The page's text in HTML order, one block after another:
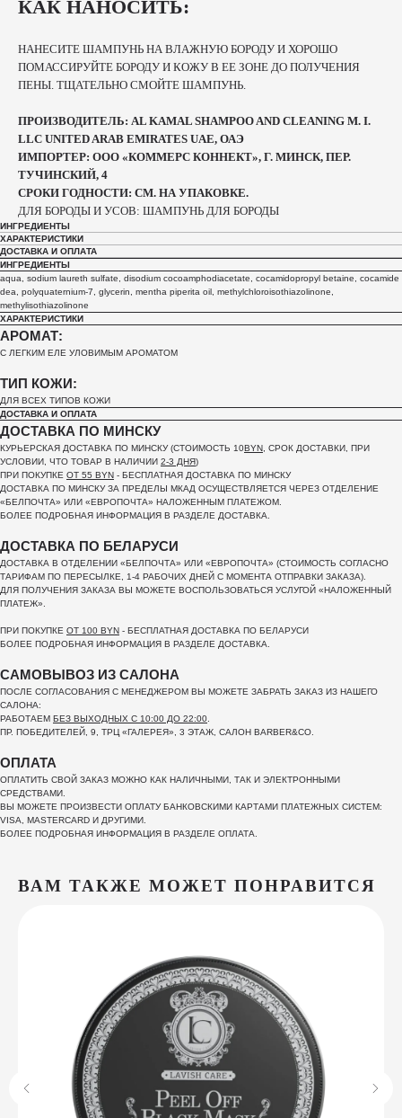
КАК НАНОСИТЬ:
НАНЕСИТЕ ШАМПУНЬ НА ВЛАЖНУЮ БОРОДУ И ХОРОШО
ПОМАССИРУЙТЕ БОРОДУ И КОЖУ В ЕЕ ЗОНЕ ДО ПОЛУЧЕНИЯ
ПЕНЫ. ТЩАТЕЛЬНО СМОЙТЕ ШАМПУНЬ.
ПРОИЗВОДИТЕЛЬ: AL KAMAL SHAMPOO AND CLEANING M. I.
LLC UNITED ARAB EMIRATES UAE, ОАЭ
ИМПОРТЕР: ООО «КОММЕРС КОННЕКТ», Г. МИНСК, ПЕР.
ТУЧИНСКИЙ, 4
СРОКИ ГОДНОСТИ: СМ. НА УПАКОВКЕ.
ДЛЯ БОРОДЫ И УСОВ: ШАМПУНЬ ДЛЯ БОРОДЫ
ИНГРЕДИЕНТЫ
ХАРАКТЕРИСТИКИ
ДОСТАВКА И ОПЛАТА
ИНГРЕДИЕНТЫ
aqua, sodium laureth sulfate, disodium cocoamphodiacetate, cocamidopropyl betaine, cocamide
dea, polyquaternium-7, glycerin, mentha piperita oil, methylchloroisothiazolinone,
methylisothiazolinone
ХАРАКТЕРИСТИКИ
АРОМАТ:
С ЛЕГКИМ ЕЛЕ УЛОВИМЫМ АРОМАТОМ
ТИП КОЖИ:
ДЛЯ ВСЕХ ТИПОВ КОЖИ
ДОСТАВКА И ОПЛАТА
ДОСТАВКА ПО МИНСКУ
КУРЬЕРСКАЯ ДОСТАВКА ПО МИНСКУ (СТОИМОСТЬ 10BYN, СРОК ДОСТАВКИ, ПРИ
УСЛОВИИ, ЧТО ТОВАР В НАЛИЧИИ 2-3 ДНЯ)
ПРИ ПОКУПКЕ ОТ 55 BYN - БЕСПЛАТНАЯ ДОСТАВКА ПО МИНСКУ
ДОСТАВКА ПО МИНСКУ ЗА ПРЕДЕЛЫ МКАД ОСУЩЕСТВЛЯЕТСЯ ЧЕРЕЗ ОТДЕЛЕНИЕ
«БЕЛПОЧТА» ИЛИ «ЕВРОПОЧТА» НАЛОЖЕННЫМ ПЛАТЕЖОМ.
БОЛЕЕ ПОДРОБНАЯ ИНФОРМАЦИЯ В РАЗДЕЛЕ ДОСТАВКА.
ДОСТАВКА ПО БЕЛАРУСИ
ДОСТАВКА В ОТДЕЛЕНИИ «БЕЛПОЧТА» ИЛИ «ЕВРОПОЧТА» (СТОИМОСТЬ СОГЛАСНО
ТАРИФАМ ПО ПЕРЕСЫЛКЕ, 1-4 РАБОЧИХ ДНЕЙ С МОМЕНТА ОТПРАВКИ ЗАКАЗА).
ДЛЯ ПОЛУЧЕНИЯ ЗАКАЗА ВЫ МОЖЕТЕ ВОСПОЛЬЗОВАТЬСЯ УСЛУГОЙ «НАЛОЖЕННЫЙ
ПЛАТЕЖ».
ПРИ ПОКУПКЕ ОТ 100 BYN - БЕСПЛАТНАЯ ДОСТАВКА ПО БЕЛАРУСИ
БОЛЕЕ ПОДРОБНАЯ ИНФОРМАЦИЯ В РАЗДЕЛЕ ДОСТАВКА.
САМОВЫВОЗ ИЗ САЛОНА
ПОСЛЕ СОГЛАСОВАНИЯ С МЕНЕДЖЕРОМ ВЫ МОЖЕТЕ ЗАБРАТЬ ЗАКАЗ ИЗ НАШЕГО
САЛОНА:
РАБОТАЕМ БЕЗ ВЫХОДНЫХ С 10:00 ДО 22:00.
ПР. ПОБЕДИТЕЛЕЙ, 9, ТРЦ «ГАЛЕРЕЯ», 3 ЭТАЖ, САЛОН BARBER&CO.
ОПЛАТА
ОПЛАТИТЬ СВОЙ ЗАКАЗ МОЖНО КАК НАЛИЧНЫМИ, ТАК И ЭЛЕКТРОННЫМИ
СРЕДСТВАМИ.
ВЫ МОЖЕТЕ ПРОИЗВЕСТИ ОПЛАТУ БАНКОВСКИМИ КАРТАМИ ПЛАТЕЖНЫХ СИСТЕМ:
VISA, MASTERCARD И ДРУГИМИ.
БОЛЕЕ ПОДРОБНАЯ ИНФОРМАЦИЯ В РАЗДЕЛЕ ОПЛАТА.
ВАМ ТАКЖЕ МОЖЕТ ПОНРАВИТСЯ